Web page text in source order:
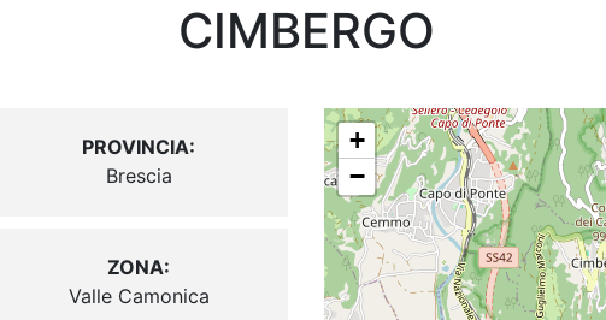
CIMBERGO
PROVINCIA:
Brescia
ZONA:
Valle Camonica
+
−